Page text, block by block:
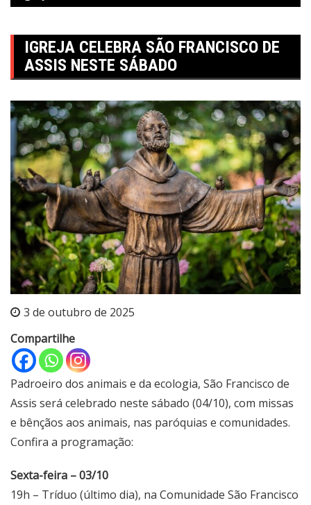
IGREJA CELEBRA SÃO FRANCISCO DE
ASSIS NESTE SÁBADO
3 de outubro de 2025
Compartilhe
Padroeiro dos animais e da ecologia, São Francisco de
Assis será celebrado neste sábado (04/10), com missas
e bênçãos aos animais, nas paróquias e comunidades.
Confira a programação:
Sexta-feira – 03/10
19h – Tríduo (último dia), na Comunidade São Francisco